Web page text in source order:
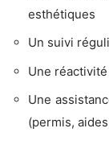
esthétiques
Un suivi
Une
Une
(permis,